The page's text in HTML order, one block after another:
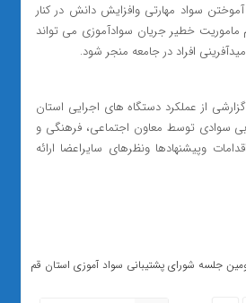
آموختن سواد مهارتی وافزایش دانش در کنار
ماموریت خطیر جریان سوادآموزی می تواند
افراد در جامعه منجر شود.
از عملکرد دستگاه های اجرایی استان
سوادی توسط معاون اجتماعی، فرهنگی و
وپیشنهادها ونظرهای سایراعضا ارائه
جلسه شورای پشتیبانی سواد آموزی استان قم